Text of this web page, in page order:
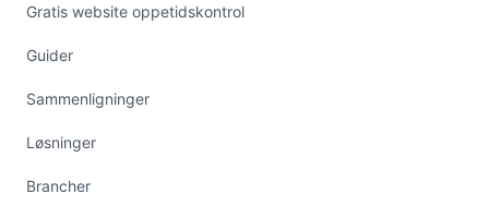
Gratis website oppetidskontrol
Guider
Sammenligninger
Løsninger
Brancher